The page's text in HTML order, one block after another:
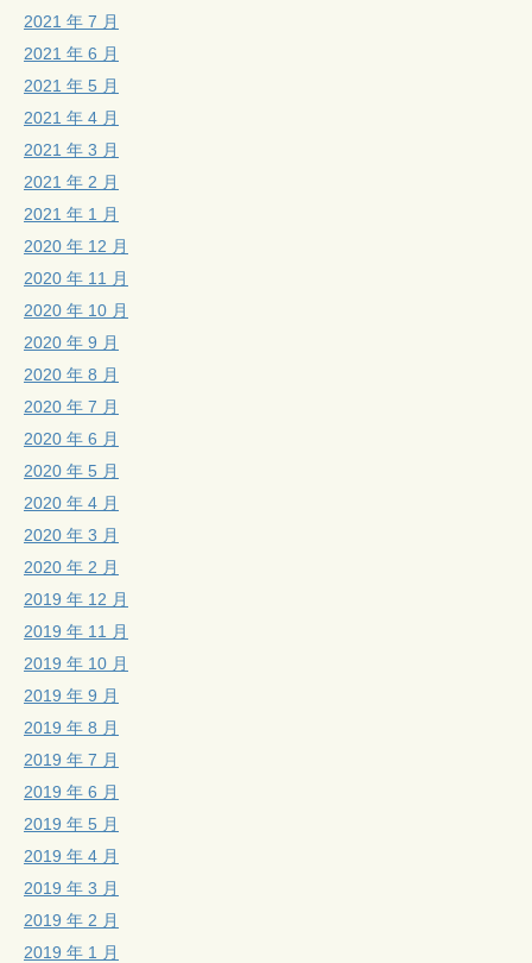
2021 年 7 月
2021 年 6 月
2021 年 5 月
2021 年 4 月
2021 年 3 月
2021 年 2 月
2021 年 1 月
2020 年 12 月
2020 年 11 月
2020 年 10 月
2020 年 9 月
2020 年 8 月
2020 年 7 月
2020 年 6 月
2020 年 5 月
2020 年 4 月
2020 年 3 月
2020 年 2 月
2019 年 12 月
2019 年 11 月
2019 年 10 月
2019 年 9 月
2019 年 8 月
2019 年 7 月
2019 年 6 月
2019 年 5 月
2019 年 4 月
2019 年 3 月
2019 年 2 月
2019 年 1 月